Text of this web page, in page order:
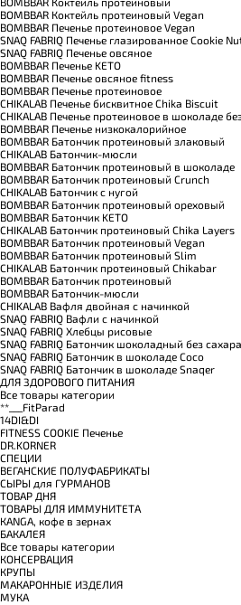
BOMBBAR Коктейль протеиновый Vegan
BOMBBAR Печенье протеиновое Vegan
SNAQ FABRIQ Печенье глазированное Cookie
SNAQ FABRIQ Печенье овсяное
BOMBBAR Печенье KETO
BOMBBAR Печенье овсяное fitness
BOMBBAR Печенье протеиновое
CHIKALAB Печенье бисквитное Chika Biscuit
CHIKALAB Печенье протеиновое в шоколаде
BOMBBAR Печенье низкокалорийное
BOMBBAR Батончик протеиновый злаковый
CHIKALAB Батончик-мюсли
BOMBBAR Батончик протеиновый в шоколаде
BOMBBAR Батончик протеиновый Crunch
CHIKALAB Батончик с нугой
BOMBBAR Батончик протеиновый ореховый
BOMBBAR Батончик KETO
CHIKALAB Батончик протеиновый Chika Layers
BOMBBAR Батончик протеиновый Vegan
BOMBBAR Батончик протеиновый Slim
CHIKALAB Батончик протеиновый Chikabar
BOMBBAR Батончик протеиновый
BOMBBAR Батончик-мюсли
CHIKALAB Вафля двойная с начинкой
SNAQ FABRIQ Вафли с начинкой
SNAQ FABRIQ Хлебцы рисовые
SNAQ FABRIQ Батончик шоколадный без
SNAQ FABRIQ Батончик в шоколаде Coco
SNAQ FABRIQ Батончик в шоколаде Snaqer
ДЛЯ ЗДОРОВОГО ПИТАНИЯ
Все товары категории
**___FitParad
14DI&DI
FITNESS COOKIE Печенье
DR.KORNER
СПЕЦИИ
ВЕГАНСКИЕ ПОЛУФАБРИКАТЫ
СЫРЫ для ГУРМАНОВ
TОВАР ДНЯ
TОВАРЫ ДЛЯ ИММУНИТЕТА
КANGA, кофе в зернах
БАКАЛЕЯ
Все товары категории
КОНСЕРВАЦИЯ
КРУПЫ
МАКАРОННЫЕ ИЗДЕЛИЯ
МУКА